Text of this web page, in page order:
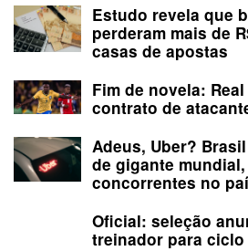
Estudo revela que
perderam mais de
casas de apostas
Fim de novela:
contrato de
Adeus, Uber?
de gigante
concorrentes no
Oficial: seleção
treinador para ciclo